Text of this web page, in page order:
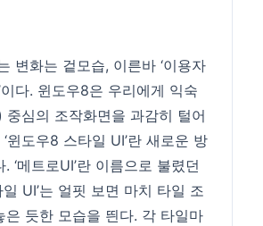
변화는 겉모습, 이른바 ‘이용자
다. 윈도우8은 우리에게 익숙
중심의 조작화면을 과감히 털어
윈도우8 스타일 UI’란 새로운 방
‘메트로UI’란 이름으로 불렸던
일 UI’는 얼핏 보면 마치 타일 조
은 듯한 모습을 띈다. 각 타일마